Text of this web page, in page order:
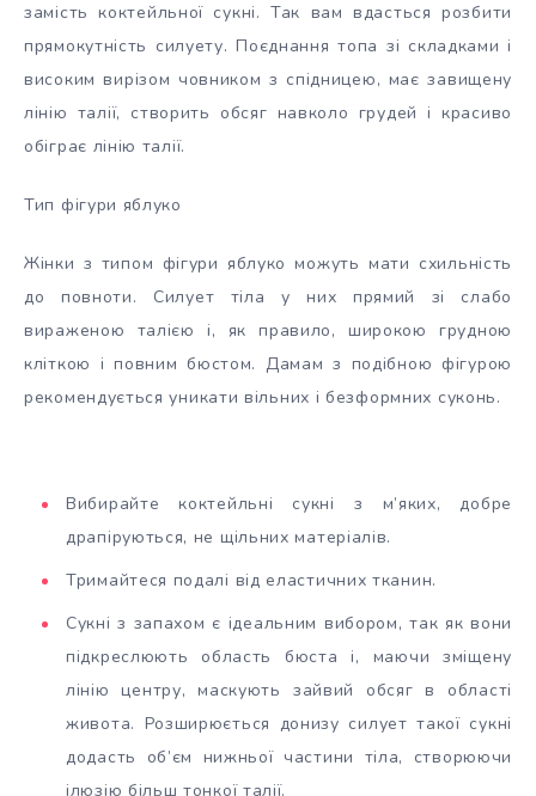
замість коктейльної сукні. Так вам вдасться розбити
прямокутність силуету. Поєднання топа зі складками і
високим вирізом човником з спідницею, має завищену
лінію талії, створить обсяг навколо грудей і красиво
обіграє лінію талії.
Тип фігури яблуко
Жінки з типом фігури яблуко можуть мати схильність
до повноти. Силует тіла у них прямий зі слабо
вираженою талією і, як правило, широкою грудною
кліткою і повним бюстом. Дамам з подібною фігурою
рекомендується уникати вільних і безформних суконь.
Вибирайте коктейльні сукні з м’яких, добре
драпіруються, не щільних матеріалів.
Тримайтеся подалі від еластичних тканин.
Сукні з запахом є ідеальним вибором, так як вони
підкреслюють область бюста і, маючи зміщену
лінію центру, маскують зайвий обсяг в області
живота. Розширюється донизу силует такої сукні
додасть об’єм нижньої частини тіла, створюючи
ілюзію більш тонкої талії.